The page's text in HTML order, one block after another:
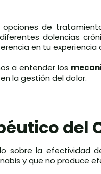
de
dolencias
en tu experiencia
a entender los
la gestión del dolor.
del
sobre la efectividad
y que no produce